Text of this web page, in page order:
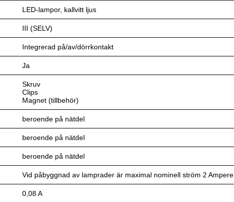
LED-lampor, kallvitt ljus
III (SELV)
Integrerad på/av/dörrkontakt
Ja
Skruv
Clips
Magnet (tillbehör)
beroende på nätdel
beroende på nätdel
beroende på nätdel
Vid påbyggnad av lamprader är maximal nominell ström 2 Ampere
0,08 A